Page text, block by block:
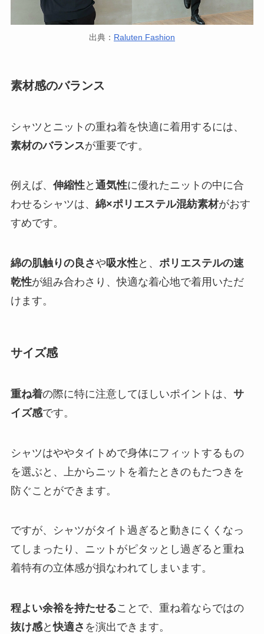
出典： Raluten Fashion
素材感のバランス
シャツとニットの重ね着を快適に着用するには、
素材のバランスが重要です。
例えば、伸縮性と 通気性に優れたニットの中に合
わせるシャツは、 綿×ポリエステル混紡素材がおす
すめです。
綿の肌触りの良さや吸水性と、 ポリエステルの速
乾性が組み合わさり、快適な着心地で着用いただ
けます。
サイズ感
重ね着の際に特に注意してほしいポイントは、 サ
イズ感です。
シャツはややタイトめで身体にフィットするもの
を選ぶと、上からニットを着たときのもたつきを
防ぐことができます。
ですが、シャツがタイト過ぎると動きにくくなっ
てしまったり、ニットがピタッとし過ぎると重ね
着特有の立体感が損なわれてしまいます。
程よい余裕を持たせることで、重ね着ならではの
抜け感と快適さ を演出できます。